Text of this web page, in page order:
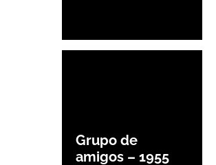
Grupo de
amigos – 1955